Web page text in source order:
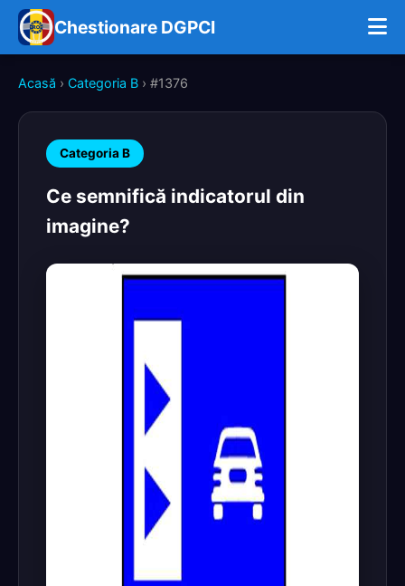
Chestionare DGPCI
Acasă › Categoria B › #1376
Categoria B
Ce semnifică indicatorul din
imagine?